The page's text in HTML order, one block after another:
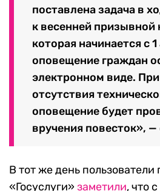
поставлена задача в
к весенней призывной
которая начинается с
оповещение граждан
электронном виде.
отсутствия
оповещение будет
вручения повесток», —
В тот же день пользователи
«Госуслуги»заметили, что